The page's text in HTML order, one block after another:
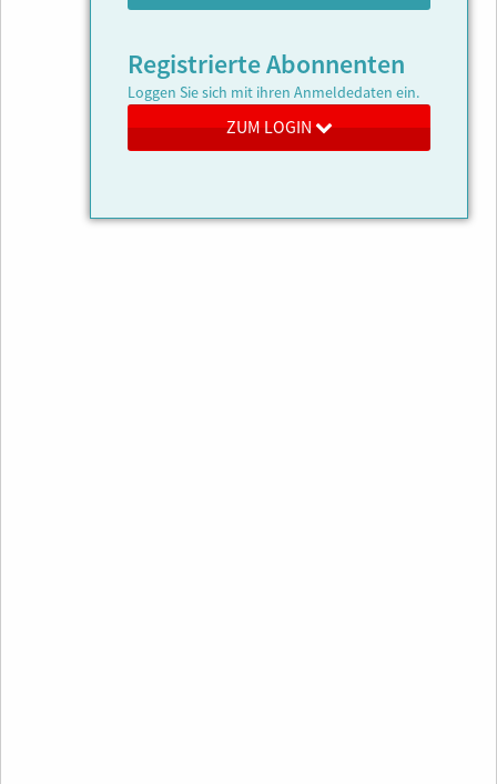
Registrierte Abonnenten
Loggen Sie sich mit ihren Anmeldedaten ein.
ZUM LOGIN